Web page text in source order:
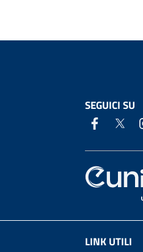
SEGUICI SU
LINK UTILI